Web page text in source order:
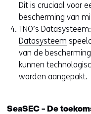
Dit is cruciaal voor
bescherming van
TNO’s
Datasysteem
van de
kunnen
worden aangepakt.
SeaSEC - De